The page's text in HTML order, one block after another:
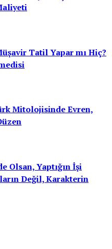
Tatil Yapar mı Hiç?
Mitolojisinde Evren,
Olsan, Yaptığın İşi
Değil, Karakterin